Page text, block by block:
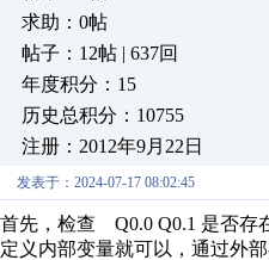
求助：0帖
帖子：12帖 | 637回
年度积分：15
历史总积分：10755
注册：2012年9月22日
发表于：2024-07-17 08:02:45
首先，检查 Q0.0 Q0.1 是否存
定义内部变量就可以，通过外